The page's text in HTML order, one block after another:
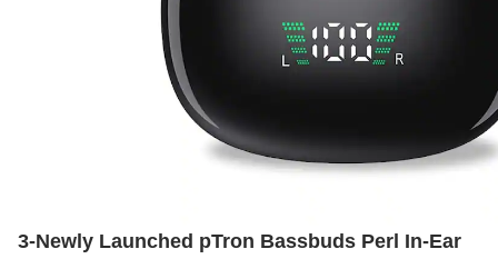
3-Newly Launched pTron Bassbuds Perl In-Ear